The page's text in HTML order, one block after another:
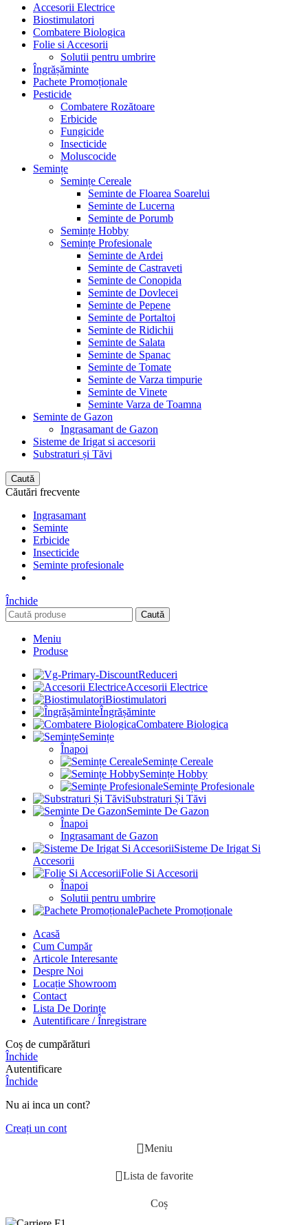
Accesorii Electrice
Biostimulatori
Combatere Biologica
Folie si Accesorii
Solutii pentru umbrire
Îngrășăminte
Pachete Promoționale
Pesticide
Combatere Rozătoare
Erbicide
Fungicide
Insecticide
Moluscocide
Semințe
Semințe Cereale
Seminte de Floarea Soarelui
Seminte de Lucerna
Seminte de Porumb
Semințe Hobby
Semințe Profesionale
Seminte de Ardei
Seminte de Castraveti
Seminte de Conopida
Seminte de Dovlecei
Seminte de Pepene
Seminte de Portaltoi
Seminte de Ridichii
Seminte de Salata
Seminte de Spanac
Seminte de Tomate
Seminte de Varza timpurie
Seminte de Vinete
Seminte Varza de Toamna
Seminte de Gazon
Ingrasamant de Gazon
Sisteme de Irigat si accesorii
Substraturi și Tăvi
Caută
Căutări frecvente
Ingrasamant
Seminte
Erbicide
Insecticide
Seminte profesionale
Închide
Caută
Meniu
Produse
Reduceri
Accesorii Electrice
Biostimulatori
Îngrășăminte
Combatere Biologica
Semințe
Înapoi
Semințe Cereale
Semințe Hobby
Semințe Profesionale
Substraturi Și Tăvi
Seminte De Gazon
Înapoi
Ingrasamant de Gazon
Sisteme De Irigat Si
Accesorii
Folie Si Accesorii
Înapoi
Solutii pentru umbrire
Pachete Promoționale
Acasă
Cum Cumpăr
Articole Interesante
Despre Noi
Locație Showroom
Contact
Lista De Dorințe
Autentificare / Înregistrare
Coș de cumpărături
Închide
Autentificare
Închide
Nu ai inca un cont?
Creați un cont
Meniu
Lista de favorite
Coș